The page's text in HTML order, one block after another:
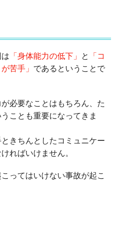
「身体能力の低下」 と
「コ
苦手」 であるということで
必要なことはもちろん、た
ことも重要になってきま
きちんとしたコミュニケー
ればいけません。
ってはいけない事故が起こ